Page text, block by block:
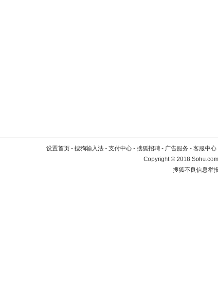
设置首页 - 搜狗输入法 - 支付中心 - 搜狐招聘 - 广告服务 - 客服中心
Copyright©2018
搜狐不良信息举